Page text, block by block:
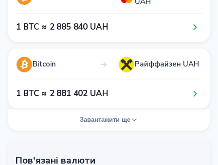
1​ BTC ≈ 2​ 8​8​5​ 8​4​0​ UAH
Bitcoin Райффайзен UAH
1​ BTC ≈ 2​ 8​8​1​ 4​0​2​ UAH
Завантажити ще
Пов'язані валюти